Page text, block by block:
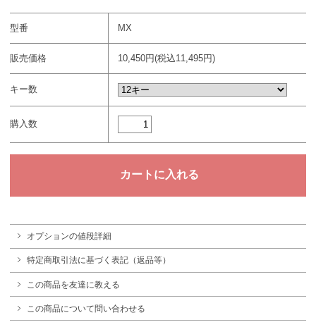
型番 MX
販売価格 10,450円(税込11,495円)
キー数
購入数
オプションの値段詳細
特定商取引法に基づく表記（返品等）
この商品を友達に教える
この商品について問い合わせる